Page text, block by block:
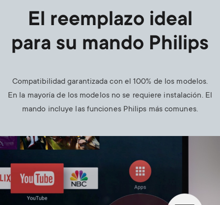
El reemplazo ideal
para su mando Philips
Compatibilidad garantizada con el 100% de los modelos.
En la mayoría de los modelos no se requiere instalación. El
mando incluye las funciones Philips más comunes.
Image